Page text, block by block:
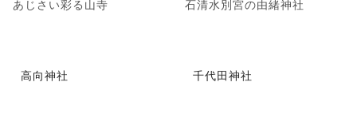
あじさい彩る山寺 石清水別宮の由緒神社
高向神社 千代田神社